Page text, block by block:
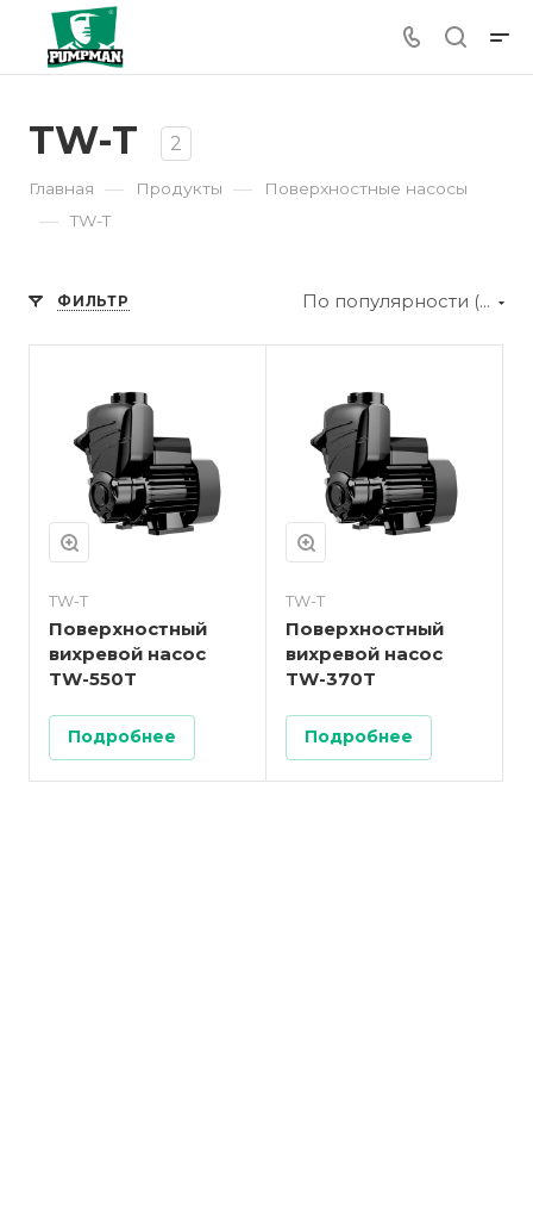
TW-T 2
Главная — Продукты — Поверхностные насосы
— TW-T
ФИЛЬТР По популярности (убывание)
TW-T
Поверхностный
вихревой насос
TW-550T
Подробнее
TW-T
Поверхностный
вихревой насос
TW-370T
Подробнее